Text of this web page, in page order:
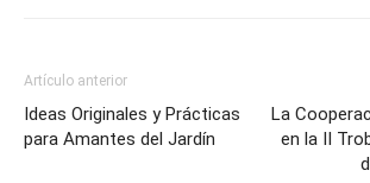
Artículo anterior
Ideas Originales y Prácticas
para Amantes del Jardín
La
en la II